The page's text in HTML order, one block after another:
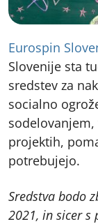
Eurospin
Slovenije sta
sredstev za
socialno
projektih,
potrebujejo.
Sredstva bodo
2021, in sicer s